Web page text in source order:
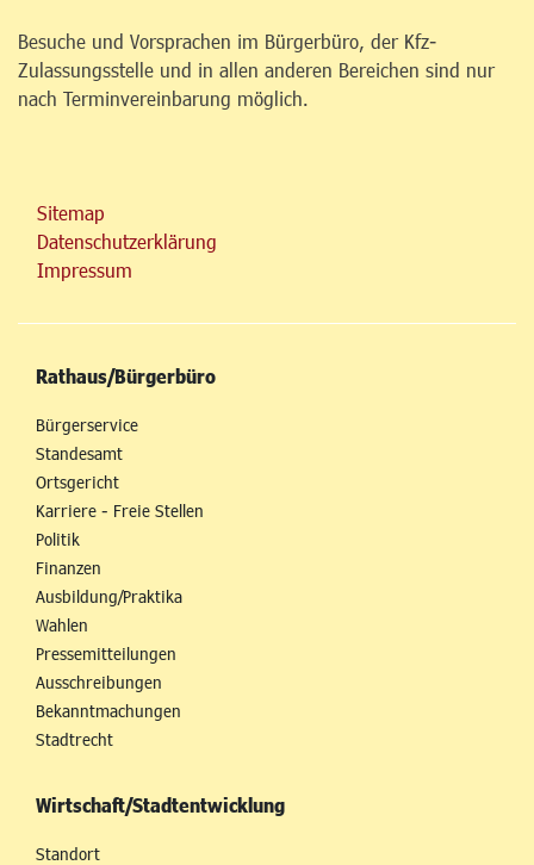
Besuche und Vorsprachen im Bürgerbüro, der Kfz-
Zulassungsstelle und in allen anderen Bereichen sind nur
nach Terminvereinbarung möglich.
Sitemap
Datenschutzerklärung
Impressum
Rathaus/Bürgerbüro
Bürgerservice
Standesamt
Ortsgericht
Karriere - Freie Stellen
Politik
Finanzen
Ausbildung/Praktika
Wahlen
Pressemitteilungen
Ausschreibungen
Bekanntmachungen
Stadtrecht
Wirtschaft/Stadtentwicklung
Standort